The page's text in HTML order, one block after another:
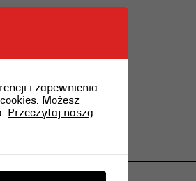
i zapewnienia
Możesz
Przeczytaj naszą